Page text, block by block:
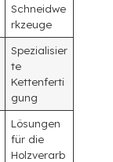
Schneidwe
rkzeuge
Spezialisier
te
Kettenferti
gung
Lösungen
für die
Holzverarb